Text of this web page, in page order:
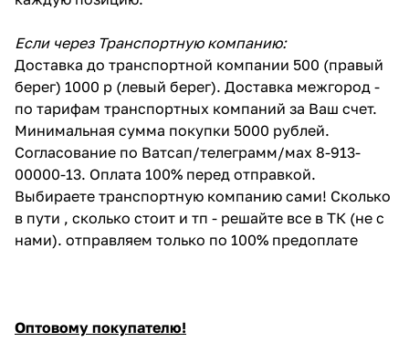
Если через Транспортную компанию:
Доставка до транспортной компании 500 (правый
берег) 1000 р (левый берег). Доставка межгород -
по тарифам транспортных компаний за Ваш счет.
Минимальная сумма покупки 5000 рублей.
Согласование по Ватсап/телеграмм/мах 8-913-
00000-13. Оплата 100% перед отправкой.
Выбираете транспортную компанию сами! Сколько
в пути , сколько стоит и тп - решайте все в ТК (не с
нами). отправляем только по 100% предоплате
Оптовому покупателю!